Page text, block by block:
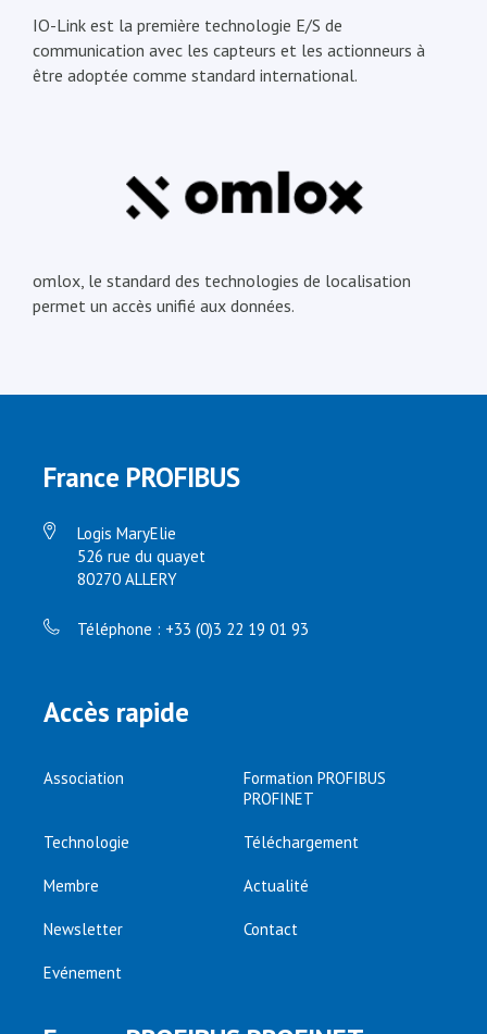
IO-Link est la première technologie E/S de
communication avec les capteurs et les actionneurs à
être adoptée comme standard international.
omlox, le standard des technologies de localisation
permet un accès unifié aux données.
France PROFIBUS
Logis MaryElie
526 rue du quayet
80270 ALLERY
Téléphone : +33 (0)3 22 19 01 93
Accès rapide
Association
Formation PROFIBUS
PROFINET
Technologie Téléchargement
Membre Actualité
Newsletter Contact
Evénement